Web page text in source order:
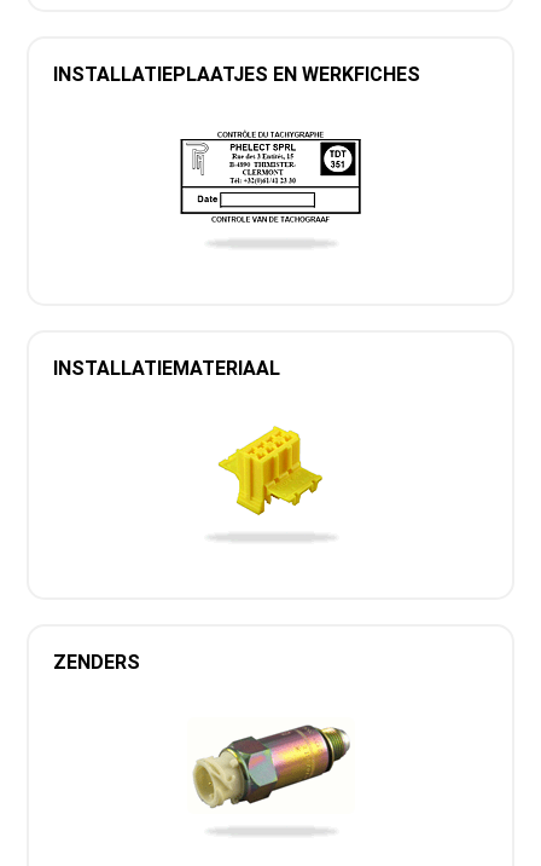
INSTALLATIEPLAATJES EN WERKFICHES
INSTALLATIEMATERIAAL
ZENDERS